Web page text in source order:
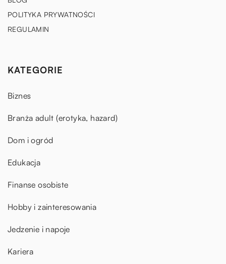
POLITYKA PRYWATNOŚCI
REGULAMIN
KATEGORIE
Biznes
Branża adult (erotyka, hazard)
Dom i ogród
Edukacja
Finanse osobiste
Hobby i zainteresowania
Jedzenie i napoje
Kariera